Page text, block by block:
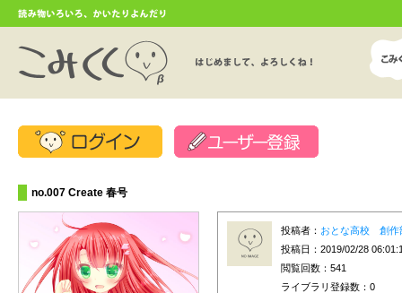
no.007 Create 春号
投稿者： おとな高校 創作
投稿日：2019/02/28
閲覧回数：541
ライブラリ登録数： 0